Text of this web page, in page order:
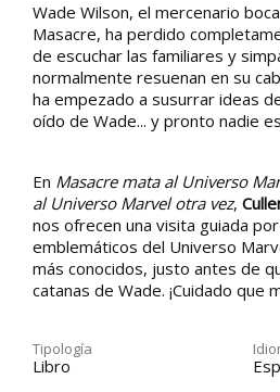
Wade Wilson, el mercenario
Masacre, ha perdido
de escuchar las familiares y
normalmente resuenan en su
ha empezado a susurrar ideas
oído de Wade... y pronto nadie
En Masacre mata al Universo
al Universo Marvel otra vez,
nos ofrecen una visita guiada
emblemáticos del Universo
más conocidos, justo antes de
catanas de Wade. ¡Cuidado que
Tipología
Libro